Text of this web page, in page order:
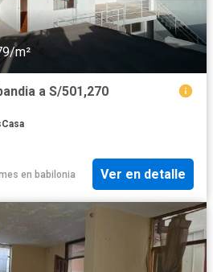
m²
a S/501,270
Casa
en babilonia Ver en detalle